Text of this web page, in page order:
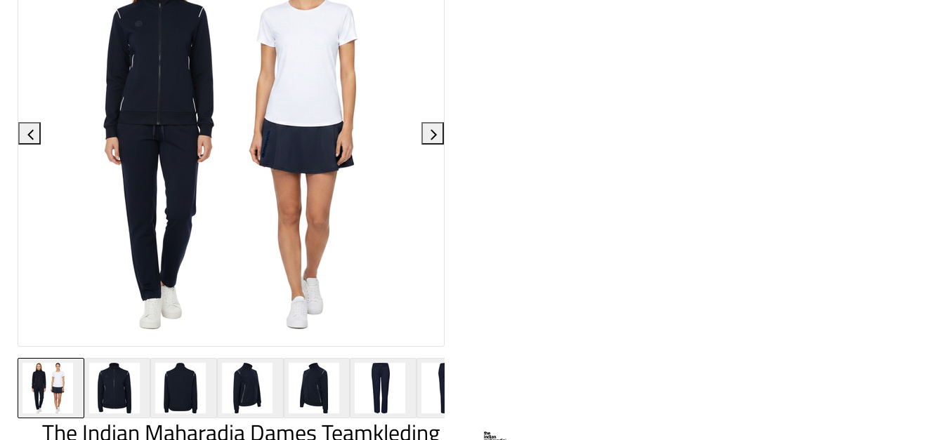
The Indian Maharadja Dames Teamkleding